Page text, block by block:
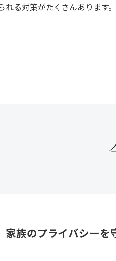
れる対策がたくさんあります。
家族のプライバシーを